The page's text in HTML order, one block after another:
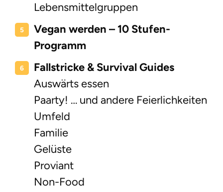
Lebensmittelgruppen
Vegan werden – 10 Stufen-
Programm
Fallstricke & Survival Guides
Auswärts essen
Paarty! … und andere Feierlichkeiten
Umfeld
Familie
Gelüste
Proviant
Non-Food